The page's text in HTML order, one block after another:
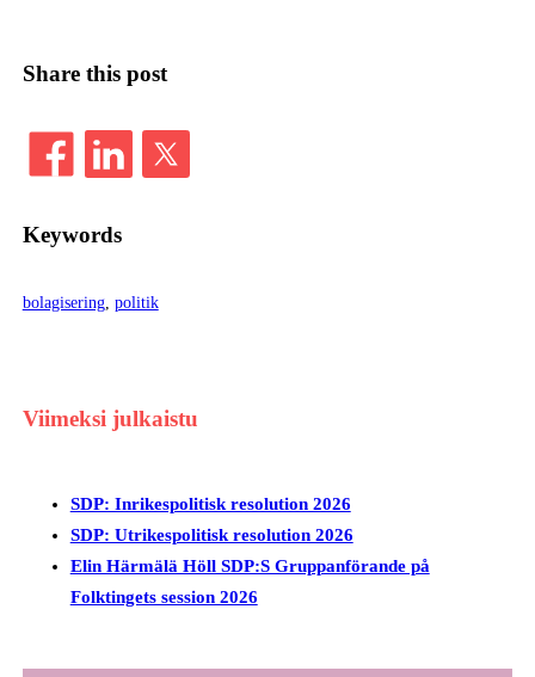
Share this post
Keywords
bolagisering, politik
Viimeksi julkaistu
SDP: Inrikespolitisk resolution 2026
SDP: Utrikespolitisk resolution 2026
Elin Härmälä Höll SDP:S Gruppanförande på
Folktingets session 2026